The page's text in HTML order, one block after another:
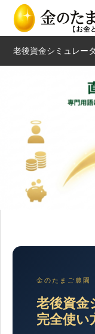
老後資金シミュレー
金のたまご農
老後資金
完全使い